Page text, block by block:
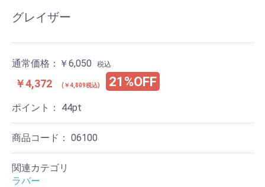
グレイザー
通常価格： ￥6,050 税込
￥4,372 (￥4,809税込) 21%OFF
ポイント： 44pt
商品コード： 06100
関連カテゴリ
ラバー